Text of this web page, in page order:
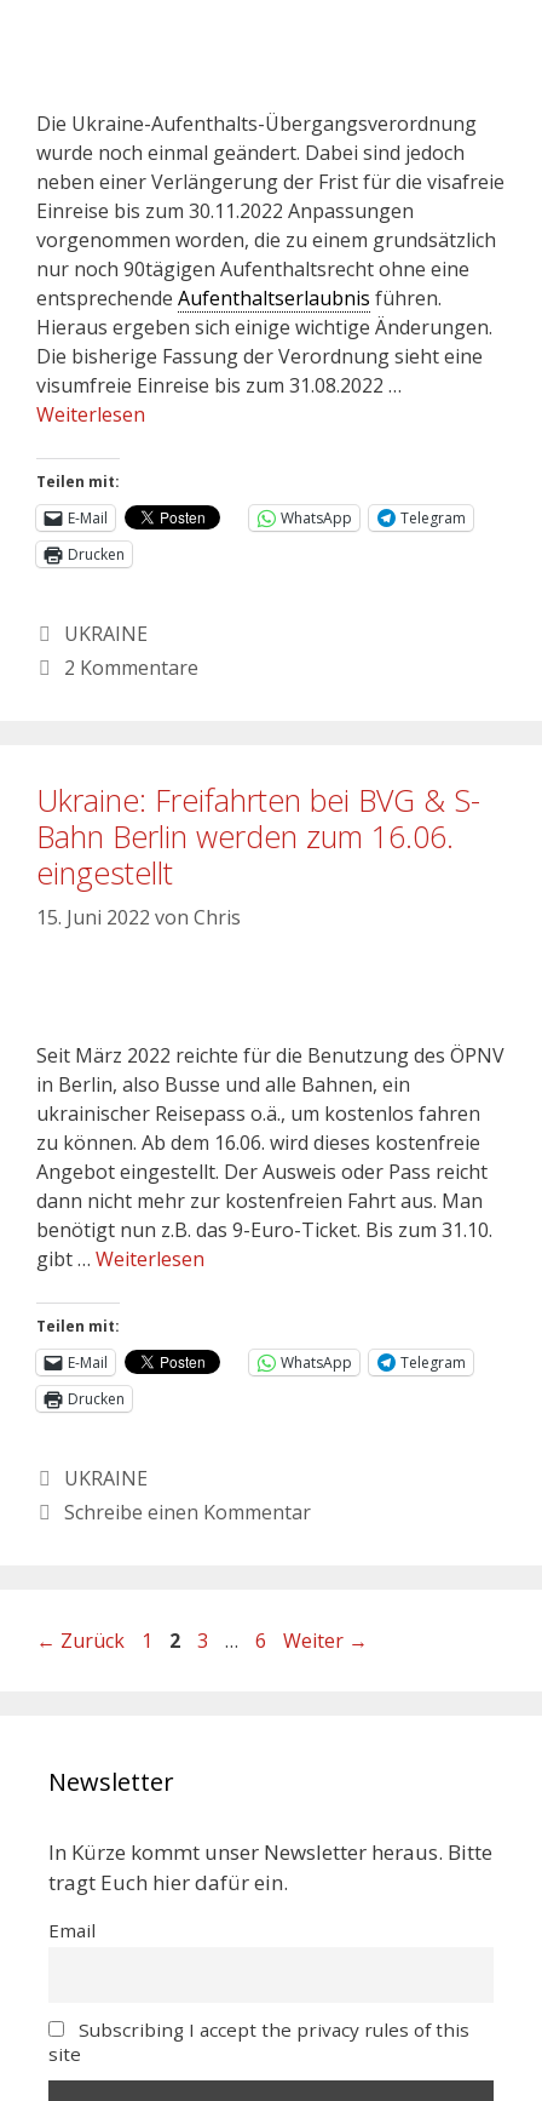
Die Ukraine-Aufenthalts-Übergangsverordnung
wurde noch einmal geändert. Dabei sind jedoch
neben einer Verlängerung der Frist für die visafreie
Einreise bis zum 30.11.2022 Anpassungen
vorgenommen worden, die zu einem grundsätzlich
nur noch 90tägigen Aufenthaltsrecht ohne eine
entsprechende Aufenthaltserlaubnis führen.
Hieraus ergeben sich einige wichtige Änderungen.
Die bisherige Fassung der Verordnung sieht eine
visumfreie Einreise bis zum 31.08.2022 …
Weiterlesen
Teilen mit:
E-Mail
WhatsApp
Telegram
Drucken
UKRAINE
2 Kommentare
Ukraine: Freifahrten bei BVG & S-
Bahn Berlin werden zum 16.06.
eingestellt
15. Juni 2022 von Chris
Seit März 2022 reichte für die Benutzung des ÖPNV
in Berlin, also Busse und alle Bahnen, ein
ukrainischer Reisepass o.ä., um kostenlos fahren
zu können. Ab dem 16.06. wird dieses kostenfreie
Angebot eingestellt. Der Ausweis oder Pass reicht
dann nicht mehr zur kostenfreien Fahrt aus. Man
benötigt nun z.B. das 9-Euro-Ticket. Bis zum 31.10.
gibt … Weiterlesen
Teilen mit:
E-Mail
WhatsApp
Telegram
Drucken
UKRAINE
Schreibe einen Kommentar
← Zurück 1 2 3 … 6 Weiter →
Newsletter
In Kürze kommt unser Newsletter heraus. Bitte
tragt Euch hier dafür ein.
Email
Subscribing I accept the privacy rules of this
site